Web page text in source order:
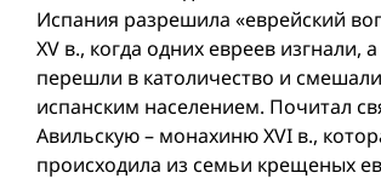
Испания разрешила «еврейский
XV в., когда одних евреев изгнали,
перешли в католичество и
испанским населением. Почитал
Авильскую – монахиню XVI в.,
происходила из семьи крещеных